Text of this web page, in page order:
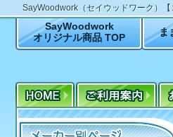
SayWoodwork（セイウッドワーク）【
SayWoodwork
オリジナル商品 TOP
ま